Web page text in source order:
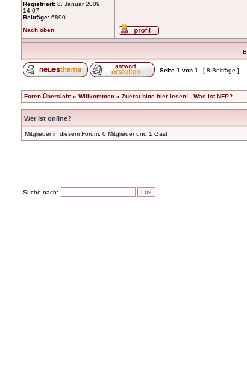
Registriert: 8. Januar 2009
14:07
Beiträge: 6890
Nach oben
Seite 1 von 1 [ 8 Beiträge ]
Foren-Übersicht» Willkommen » Zuerst bitte hier lesen! - Was ist NFP?
Wer ist online?
Mitglieder in diesem Forum: 0 Mitglieder und 1 Gast
Suche nach: